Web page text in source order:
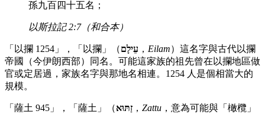
孫九百四十五名；
以斯拉記 2:7（和合本）
「以攔 1254」，「以攔」（עֵילָם ， Eilam）這名字與古代以攔
帝國（今伊朗西部）同名。可能這家族的祖先曾在以攔地區做
官或定居過，家族名字與那地名相連。1254 人是個相當大的
規模。
「薩土 945」，「薩土」（זַתּוּא ， Zattu ，意為可能與「橄欖」